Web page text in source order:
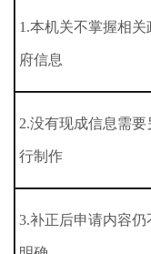
1.本机关不掌握相关
府信息
2.没有现成信息需要
行制作
3.补正后申请内容仍